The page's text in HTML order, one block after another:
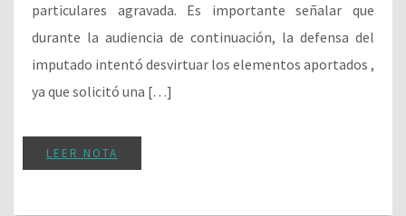
particulares agravada. Es importante señalar que
durante la audiencia de continuación, la defensa del
imputado intentó desvirtuar los elementos aportados ,
ya que solicitó una […]
LEER NOTA